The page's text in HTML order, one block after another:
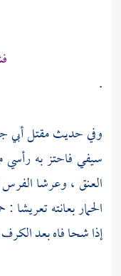
.
وفي حديث مقتلأبي
سيفي فاحتز به
العنق ، وعرشا
الحمار بعانته
إذا شحا فاه بعد